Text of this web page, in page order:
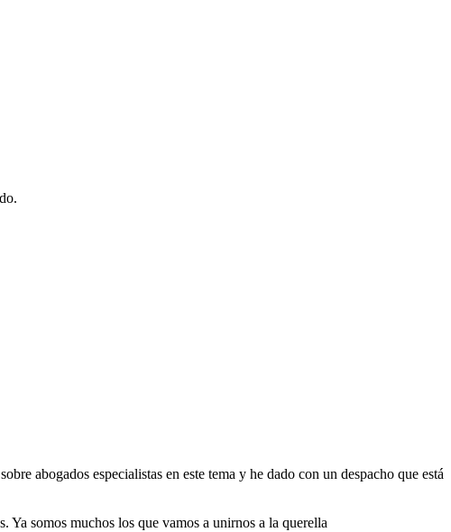
abogados especialistas en este tema y he dado con un despacho que está
Ya somos muchos los que vamos a unirnos a la querella